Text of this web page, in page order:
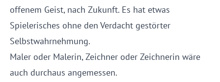
offenem Geist, nach Zukunft. Es hat etwas
Spielerisches ohne den Verdacht gestörter
Selbstwahrnehmung.
Maler oder Malerin, Zeichner oder Zeichnerin wäre
auch durchaus angemessen.